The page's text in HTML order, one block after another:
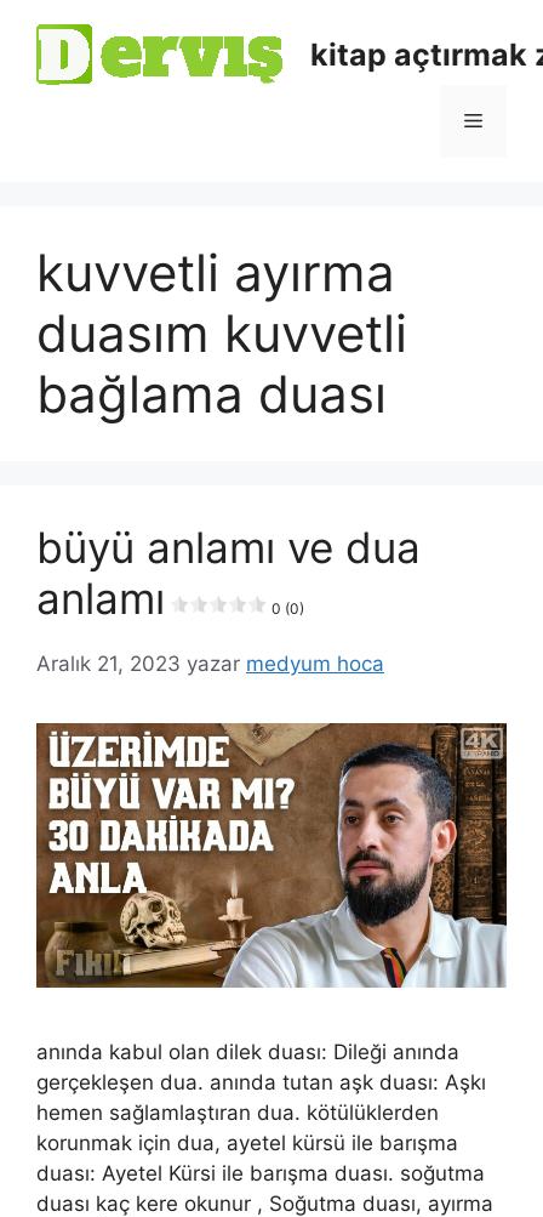
kitap açtırmak
kuvvetli ayırma
duasım kuvvetli
bağlama duası
büyü anlamı ve dua
anlamı
0 (0)
Aralık 21, 2023 yazar medyum hoca
anında kabul olan dilek duası: Dileği anında
gerçekleşen dua. anında tutan aşk duası: Aşkı
hemen sağlamlaştıran dua. kötülüklerden
korunmak için dua, ayetel kürsü ile barışma
duası: Ayetel Kürsi ile barışma duası. soğutma
duası kaç kere okunur , Soğutma duası, ayırma